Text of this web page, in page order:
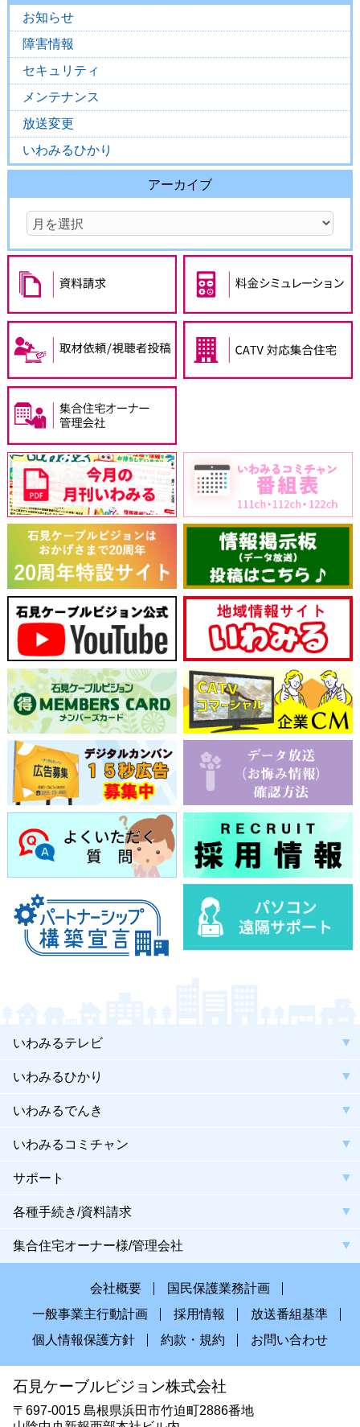
お知らせ
障害情報
セキュリティ
メンテナンス
放送変更
いわみるひかり
アーカイブ
いわみるテレビ
いわみるひかり
いわみるでんき
いわみるコミチャン
サポート
各種手続き/資料請求
集合住宅オーナー様/管理会社
会社概要
国民保護業務計画
一般事業主行動計画
採用情報
放送番組基準
個人情報保護方針
約款・規約 お問い合わせ
石見ケーブルビジョン株式会社
〒697-0015 島根県浜田市竹迫町2886番地